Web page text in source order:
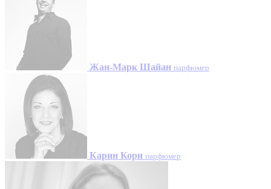
Жан-Марк Шайан парфюмер
Карин Кори парфюмер